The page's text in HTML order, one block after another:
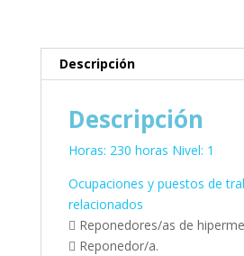
Descripción
Descripción
Horas: 230 horas Nivel: 1
Ocupaciones y puestos de
relacionados
 Reponedores/as de
 Reponedor/a.